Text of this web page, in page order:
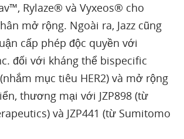
Rylaze® và Vyxeos® cho
mở rộng. Ngoài ra, Jazz cũng
cấp phép độc quyền với
đối với kháng thể bispecific
mục tiêu HER2) và mở rộng
thương mại với JZP898 (từ
và JZP441 (từ Sumitomo